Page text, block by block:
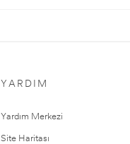
YARDIM
Yardım Merkezi
Site Haritası